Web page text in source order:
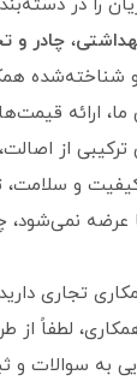
را در
، چادر و
شناخته‌شده
ارائه
ترکیبی از
و
عرضه نمی‌شود،
تجاری
لطفاً از
به سوالات